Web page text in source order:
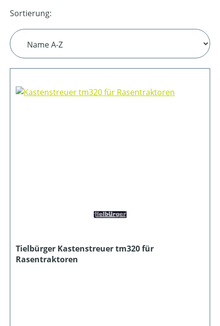
Sortierung:
Tielbürger Kastenstreuer tm320 für
Rasentraktoren